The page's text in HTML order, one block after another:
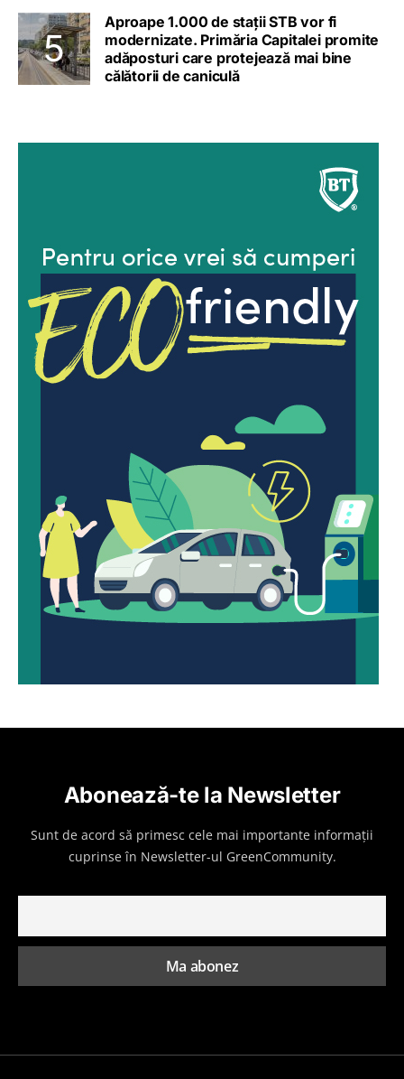
Aproape 1.000 de stații STB vor fi
modernizate. Primăria Capitalei promite
adăposturi care protejează mai bine
călătorii de caniculă
Abonează-te la Newsletter
Sunt de acord să primesc cele mai importante informații
cuprinse în Newsletter-ul GreenCommunity.